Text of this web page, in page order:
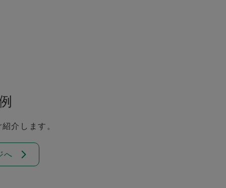
介します。
へ